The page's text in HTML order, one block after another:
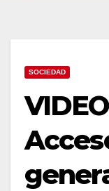
SOCIEDAD